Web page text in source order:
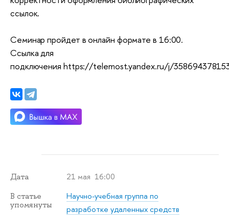
ссылок.
Семинар пройдет в онлайн формате в 16:00.
Ссылка для
подключения https://telemost.yandex.ru/j/
Дата 21 мая 16:00
В статье
упомянуты
Научно-учебная группа по
разработке удаленных средств